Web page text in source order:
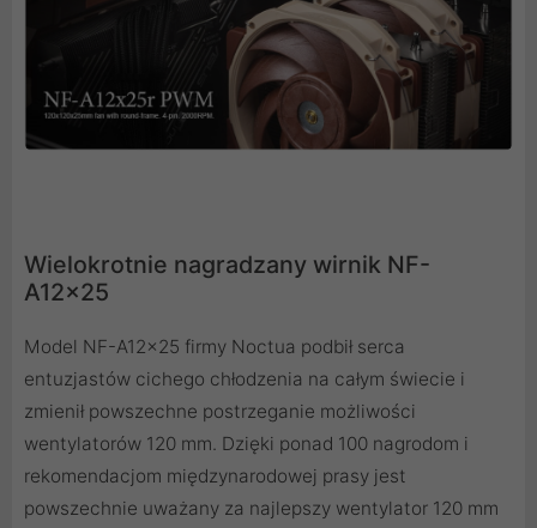
Wielokrotnie nagradzany wirnik NF-
A12x25
Model NF-A12x25 firmy Noctua podbił serca
entuzjastów cichego chłodzenia na całym świecie i
zmienił powszechne postrzeganie możliwości
wentylatorów 120 mm. Dzięki ponad 100 nagrodom i
rekomendacjom międzynarodowej prasy jest
powszechnie uważany za najlepszy wentylator 120 mm